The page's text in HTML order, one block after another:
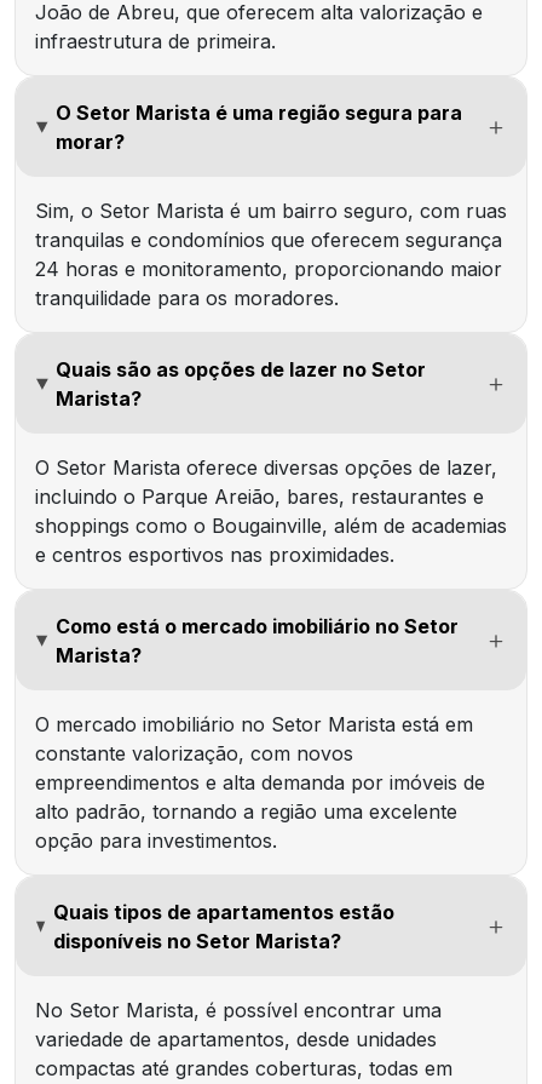
João de Abreu, que oferecem alta valorização e
infraestrutura de primeira.
O Setor Marista é uma região segura para
morar?
Sim, o Setor Marista é um bairro seguro, com ruas
tranquilas e condomínios que oferecem segurança
24 horas e monitoramento, proporcionando maior
tranquilidade para os moradores.
Quais são as opções de lazer no Setor
Marista?
O Setor Marista oferece diversas opções de lazer,
incluindo o Parque Areião, bares, restaurantes e
shoppings como o Bougainville, além de academias
e centros esportivos nas proximidades.
Como está o mercado imobiliário no Setor
Marista?
O mercado imobiliário no Setor Marista está em
constante valorização, com novos
empreendimentos e alta demanda por imóveis de
alto padrão, tornando a região uma excelente
opção para investimentos.
Quais tipos de apartamentos estão
disponíveis no Setor Marista?
No Setor Marista, é possível encontrar uma
variedade de apartamentos, desde unidades
compactas até grandes coberturas, todas em